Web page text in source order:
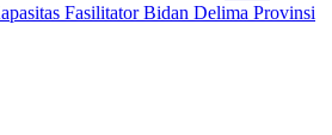
Fasilitator Bidan Delima Provinsi